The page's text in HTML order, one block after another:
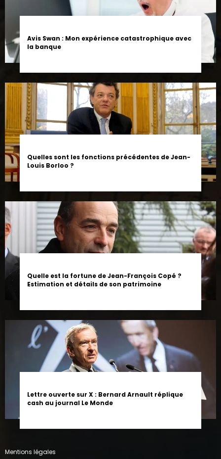
la banque
Louis Borloo ?
Estimation et détails de son patrimoine
cash au journal Le Monde